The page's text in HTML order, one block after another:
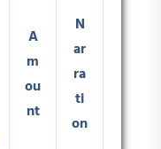
A
m
ou
nt
N
ar
ra
ti
on